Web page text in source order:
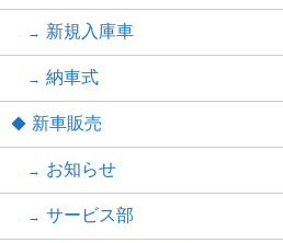
新規入庫車
納車式
新車販売
お知らせ
サービス部